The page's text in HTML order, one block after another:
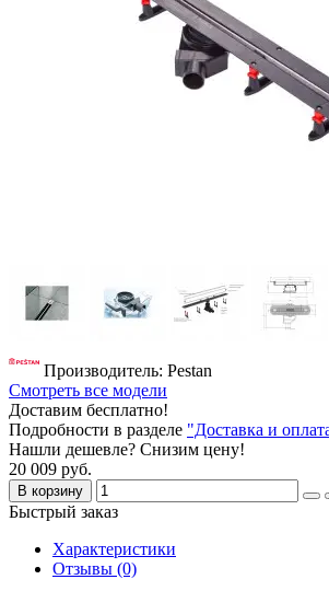
Производитель: Pestan
Смотреть все модели
Доставим бесплатно!
Подробности в разделе "Доставка и
Нашли дешевле? Снизим цену!
20 009 руб.
В корзину
Быстрый заказ
Характеристики
Отзывы (0)